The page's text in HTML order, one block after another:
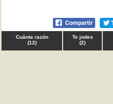
Cuánta razón
(12)
Te jodes
(2)